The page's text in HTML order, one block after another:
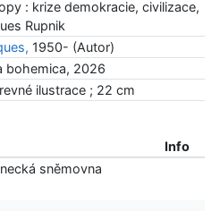
: krize demokracie, civilizace,
Rupnik
1950- (Autor)
bohemica, 2026
ilustrace ; 22 cm
Info
sněmovna